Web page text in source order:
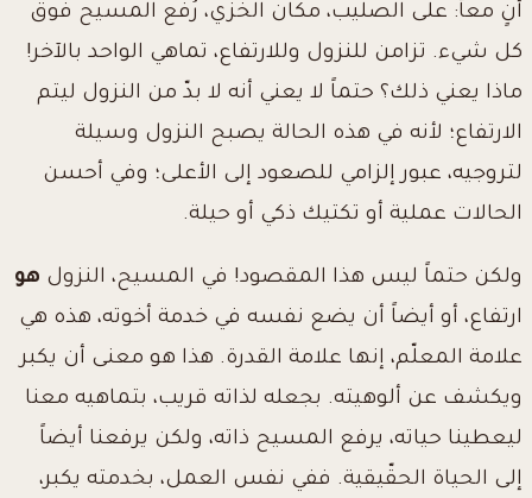
أنٍ معاً: على الصليب، مكان الخزي، رُفع المسيح فوق
كل شيء. تزامن للنزول وللارتفاع، تماهي الواحد بالآخر!
ماذا يعني ذلك؟ حتماً لا يعني أنه لا بدّ من النزول ليتم
الارتفاع؛ لأنه في هذه الحالة يصبح النزول وسيلة
لتروجيه، عبور إلزامي للصعود إلى الأعلى؛ وفي أحسن
الحالات عملية أو تكتيك ذكي أو حيلة.
ولكن حتماً ليس هذا المقصود! في المسيح، النزول هو
ارتفاع، أو أيضاً أن يضع نفسه في خدمة أخوته، هذه هي
علامة المعلّم، إنها علامة القدرة. هذا هو معنى أن يكبر
ويكشف عن ألوهيته. بجعله لذاته قريب، بتماهيه معنا
ليعطينا حياته، يرفع المسيح ذاته، ولكن يرفعنا أيضاً
إلى الحياة الحقّيقية. ففي نفس العمل، بخدمته يكبر،